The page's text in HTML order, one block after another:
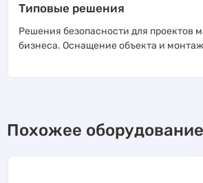
Типовые решения
Решения безопасности для проектов
бизнеса. Оснащение объекта и
Похожее оборудование